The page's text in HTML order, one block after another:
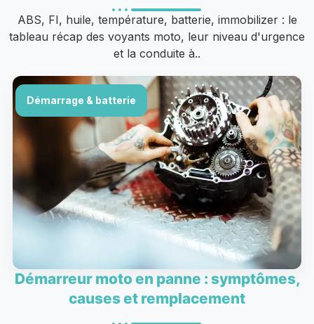
ABS, FI, huile, température, batterie, immobilizer : le
tableau récap des voyants moto, leur niveau d'urgence
et la conduite à..
Démarrage & batterie
Démarreur moto en panne : symptômes,
causes et remplacement